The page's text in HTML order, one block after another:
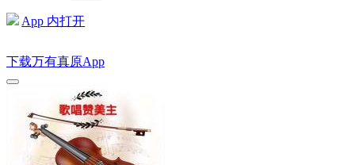
App 内打开
下载万有真原App